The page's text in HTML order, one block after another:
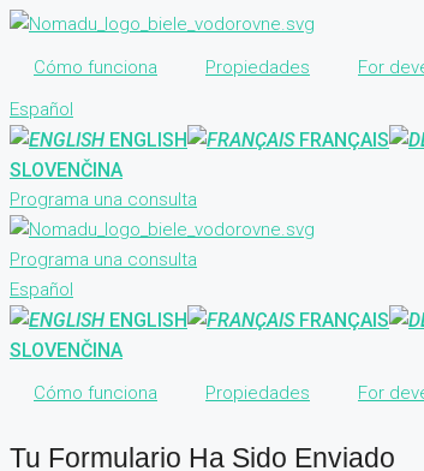
Cómo funciona Propiedades For
Español
ENGLISH FRANÇAIS
SLOVENČINA
Programa una consulta
Programa una consulta
Español
ENGLISH FRANÇAIS
SLOVENČINA
Cómo funciona Propiedades For
Tu Formulario Ha Sido Enviado